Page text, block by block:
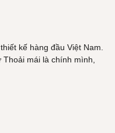
kế hàng đầu Việt Nam.
mái là chính mình,